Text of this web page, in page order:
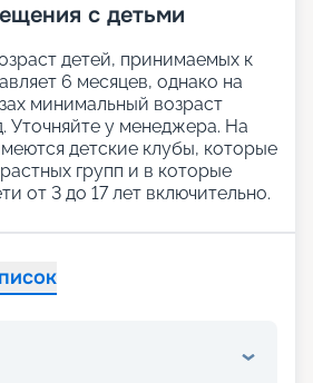
с детьми
детей, принимаемых к
6 месяцев, однако на
минимальный возраст
Уточняйте у менеджера. На
детские клубы, которые
групп и в которые
от 3 до 17 лет включительно.